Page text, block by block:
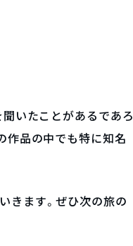
聞いたことがあるであろ
作品の中でも特に知名
きます。ぜひ次の旅の